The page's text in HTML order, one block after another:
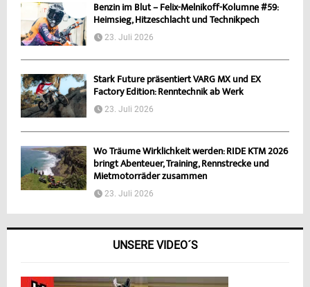
Benzin im Blut – Felix-Melnikoff-Kolumne #59:
Heimsieg, Hitzeschlacht und Technikpech
23. Juli 2026
Stark Future präsentiert VARG MX und EX
Factory Edition: Renntechnik ab Werk
23. Juli 2026
Wo Träume Wirklichkeit werden: RIDE KTM 2026
bringt Abenteuer, Training, Rennstrecke und
Mietmotorräder zusammen
23. Juli 2026
UNSERE VIDEO´S